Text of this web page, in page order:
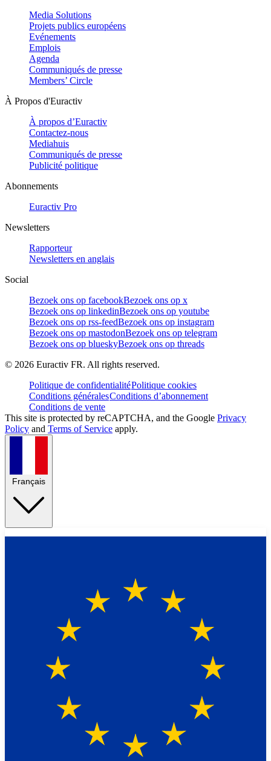
Media Solutions
Projets publics européens
Evénements
Emplois
Agenda
Communiqués de presse
Members’ Circle
À Propos d'Euractiv
À propos d’Euractiv
Contactez-nous
Mediahuis
Communiqués de presse
Publicité politique
Abonnements
Euractiv Pro
Newsletters
Rapporteur
Newsletters en anglais
Social
Bezoek ons op facebookBezoek ons op x
Bezoek ons op linkedinBezoek ons op youtube
Bezoek ons op rss-feedBezoek ons op instagram
Bezoek ons op mastodonBezoek ons op telegram
Bezoek ons op blueskyBezoek ons op threads
© 2026 Euractiv FR. All rights reserved.
Politique de confidentialitéPolitique cookies
Conditions généralesConditions d’abonnement
Conditions de vente
This site is protected by reCAPTCHA, and the Google Privacy
Policy and Terms of Service apply.
Français